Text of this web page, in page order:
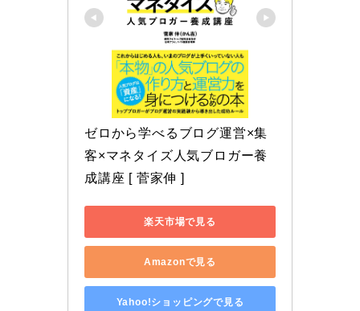
ゼロから学べるブログ運営×集
客×マネタイズ人気ブロガー養
成講座 [ 菅家伸 ]
楽天市場で見る
Amazonで見る
Yahoo!ショッピングで見る